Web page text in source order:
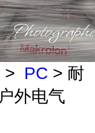
> PC > 耐
外电气